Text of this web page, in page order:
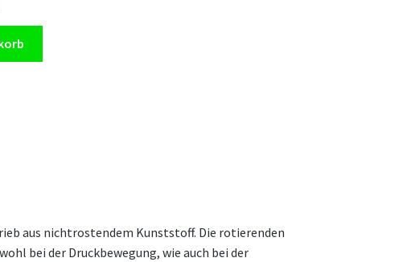
aus nichtrostendem Kunststoff. Die rotierenden
bei der Druckbewegung, wie auch bei der